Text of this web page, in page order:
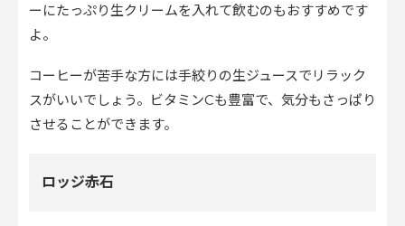
ーにたっぷり生クリームを入れて飲むのもおすすめです
よ。
コーヒーが苦手な方には手絞りの生ジュースでリラック
スがいいでしょう。ビタミンCも豊富で、気分もさっぱり
させることができます。
ロッジ赤石